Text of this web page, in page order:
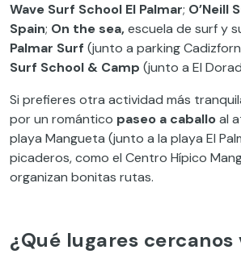
Wave Surf School El Palmar; O’Neill
Spain; On the sea,escuela de surf y
Palmar Surf (junto a parking
Surf School & Camp (junto a El
Si prefieres otra actividad más
por un romántico paseo a caballoal
playa Mangueta (junto a la playa El
picaderos, como el Centro Hípico
organizan bonitas rutas.
¿Qué lugares cercanos